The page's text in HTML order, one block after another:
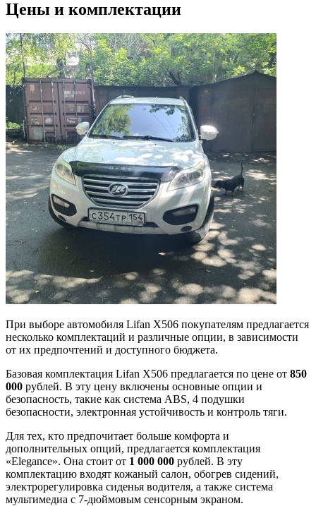
Цены и комплектации
При выборе автомобиля Lifan X506 покупателям предлагается
несколько комплектаций и различные опции, в зависимости
от их предпочтений и доступного бюджета.
Базовая комплектация Lifan X506 предлагается по цене от 850
000 рублей. В эту цену включены основные опции и
безопасность, такие как система ABS, 4 подушки
безопасности, электронная устойчивость и контроль тяги.
Для тех, кто предпочитает больше комфорта и
дополнительных опций, предлагается комплектация
«Elegance». Она стоит от 1 000 000 рублей. В эту
комплектацию входят кожаный салон, обогрев сидений,
электрорегулировка сиденья водителя, а также система
мультимедиа с 7-дюймовым сенсорным экраном.